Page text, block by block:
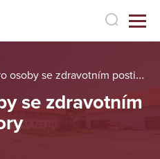
se zdravotním postižením Kokory
se zdravotním